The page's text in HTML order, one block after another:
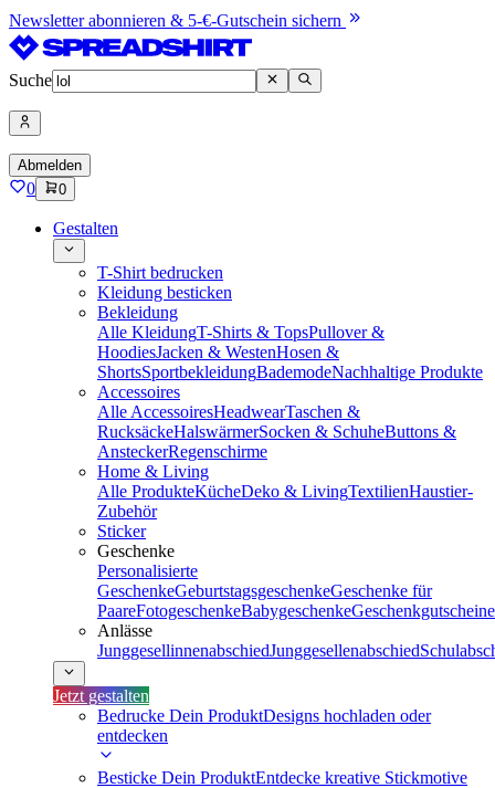
Newsletter abonnieren & 5-€-Gutschein sichern
Suche
Abmelden
0 0
Gestalten
T-Shirt bedrucken
Kleidung besticken
Bekleidung
Alle KleidungT-Shirts & TopsPullover &
HoodiesJacken & WestenHosen &
ShortsSportbekleidungBademodeNachhaltige Produkte
Accessoires
Alle AccessoiresHeadwearTaschen &
RucksäckeHalswärmerSocken & SchuheButtons &
AnsteckerRegenschirme
Home & Living
Alle ProdukteKücheDeko & LivingTextilienHaustier-
Zubehör
Sticker
Geschenke
Personalisierte
GeschenkeGeburtstagsgeschenkeGeschenke für
PaareFotogeschenkeBabygeschenkeGeschenkgutscheine
Anlässe
JunggesellinnenabschiedJunggesellenabschied
Jetzt gestalten
Bedrucke Dein ProduktDesigns hochladen oder
entdecken
Besticke Dein ProduktEntdecke kreative Stickmotive